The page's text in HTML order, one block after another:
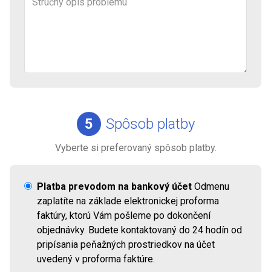
5 Spôsob platby
Vyberte si preferovaný spôsob platby.
Platba prevodom na bankový účet Odmenu
zaplatíte na základe elektronickej proforma
faktúry, ktorú Vám pošleme po dokončení
objednávky. Budete kontaktovaný do 24 hodín od
pripísania peňažných prostriedkov na účet
uvedený v proforma faktúre.